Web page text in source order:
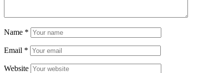
Name *
Email *
Website